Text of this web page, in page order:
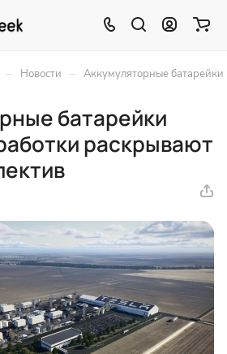
– Новости – Аккумуляторные батарейки
батарейки
раскрывают